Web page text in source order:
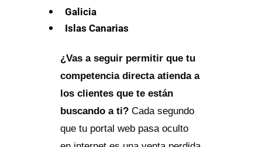
Galicia
Islas Canarias
¿Vas a seguir permitir que tu
competencia directa atienda a
los clientes que te están
buscando a ti? Cada segundo
que tu portal web pasa oculto